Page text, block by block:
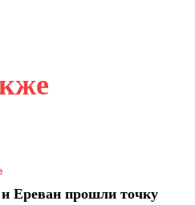
Ереван прошли точку